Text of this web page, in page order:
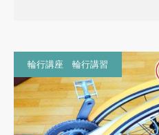
輪行講座 輪行講習